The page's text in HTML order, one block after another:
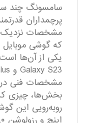
سامسونگ چند
پرچمداران
مشخصات نزدیک
یکی از آن‌ها
مشخصات فنی در
بخش‌ها، چیزی کم